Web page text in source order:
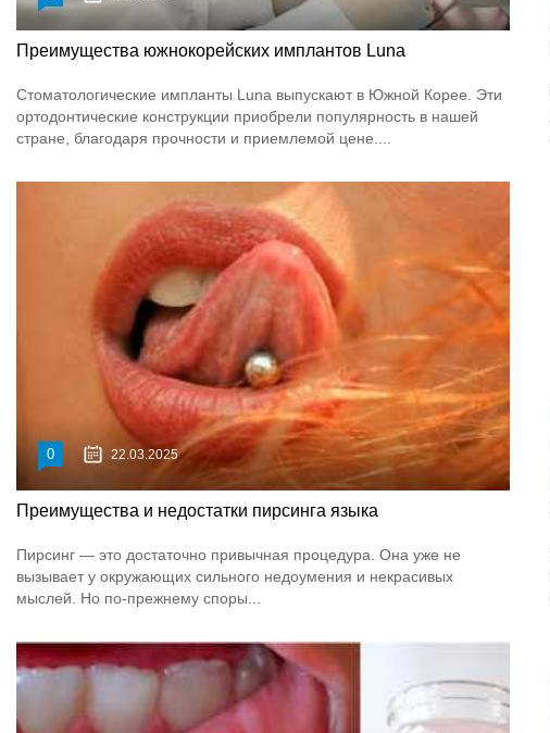
Преимущества южнокорейских имплантов Luna
Стоматологические импланты Luna выпускают в Южной Корее. Эти
ортодонтические конструкции приобрели популярность в нашей
стране, благодаря прочности и приемлемой цене....
0 22.03.2025
Преимущества и недостатки пирсинга языка
Пирсинг — это достаточно привычная процедура. Она уже не
вызывает у окружающих сильного недоумения и некрасивых
мыслей. Но по-прежнему споры...